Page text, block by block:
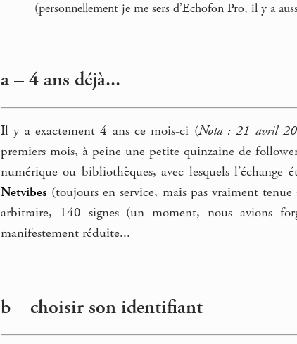
(personnellement je me sers d’Echofon Pro, il y a
a – 4 ans déjà...
Il y a exactement 4 ans ce mois-ci (Nota : 21 avril
premiers mois, à peine une petite quinzaine de
numérique ou bibliothèques, avec lesquels
Netvibes (toujours en service, mais pas vraiment
arbitraire, 140 signes (un moment, nous avions
manifestement réduite...
b – choisir son identifiant